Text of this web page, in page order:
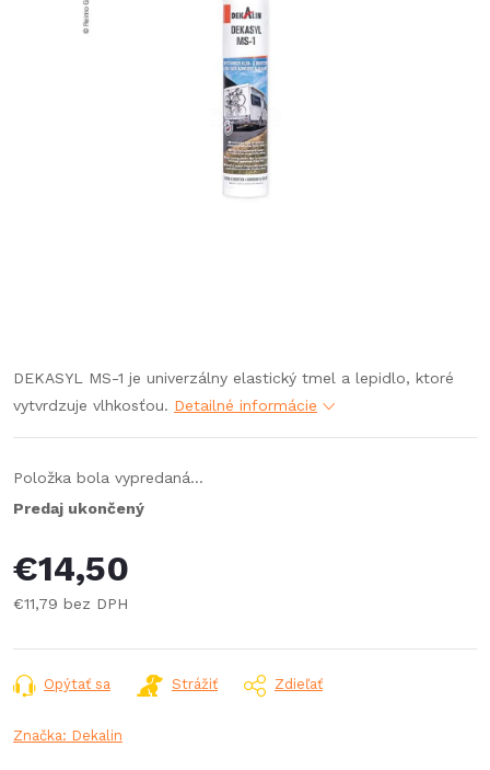
DEKASYL MS-1 je univerzálny elastický tmel a lepidlo, ktoré
vytvrdzuje vlhkosťou. Detailné informácie
Položka bola vypredaná…
Predaj ukončený
€14,50
€11,79 bez DPH
cena:
Opýtať sa Strážiť Zdieľať
Značka: Dekalin